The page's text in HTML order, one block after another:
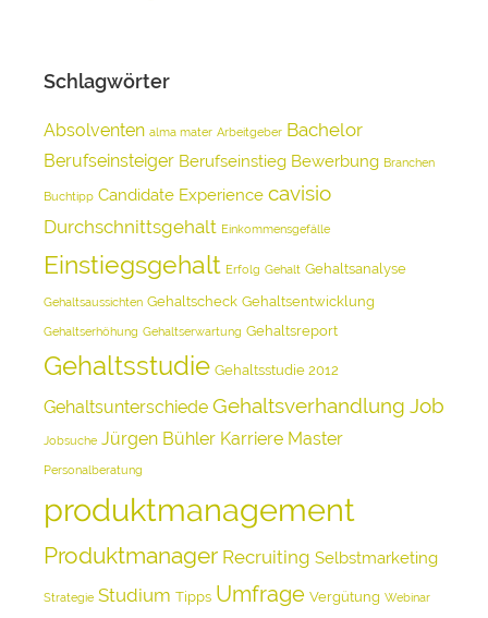
Schlagwörter
Absolventen alma mater Arbeitgeber Bachelor
Berufseinsteiger Berufseinstieg Bewerbung Branchen
Buchtipp Candidate Experience cavisio
Durchschnittsgehalt Einkommensgefälle
Einstiegsgehalt Erfolg Gehalt Gehaltsanalyse
Gehaltsaussichten Gehaltscheck Gehaltsentwicklung
Gehaltserhöhung Gehaltserwartung Gehaltsreport
Gehaltsstudie Gehaltsstudie 2012
Gehaltsunterschiede Gehaltsverhandlung Job
Jobsuche Jürgen Bühler Karriere Master
Personalberatung
produktmanagement
Produktmanager Recruiting Selbstmarketing
Strategie Studium Tipps Umfrage Vergütung Webinar